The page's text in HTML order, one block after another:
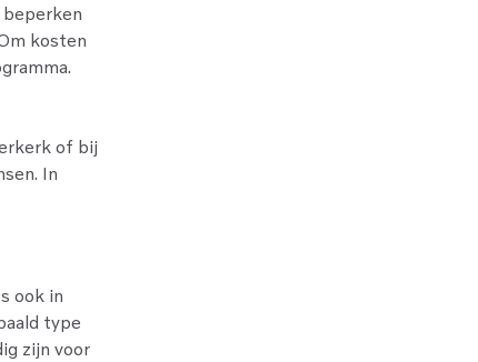
beperken
kosten
of bij
In
ook in
type
zijn voor